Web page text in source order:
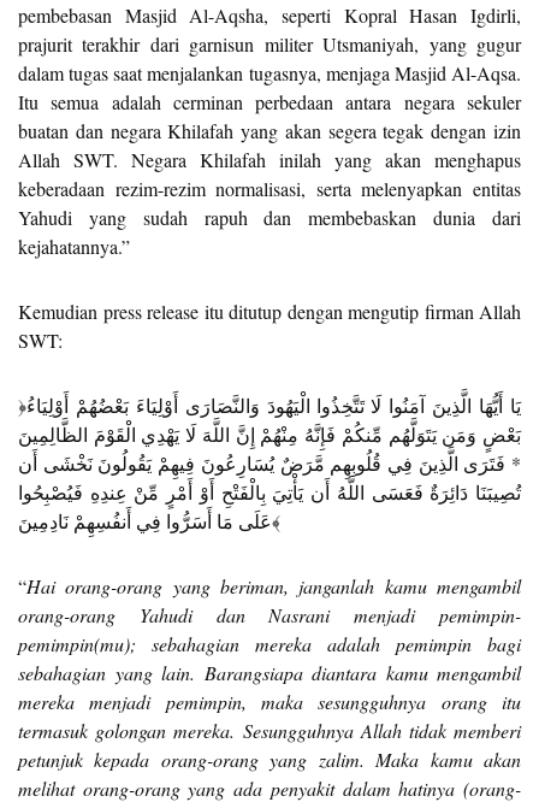
pembebasan Masjid Al-Aqsha, seperti Kopral Hasan Igdirli,
prajurit terakhir dari garnisun militer Utsmaniyah, yang gugur
dalam tugas saat menjalankan tugasnya, menjaga Masjid Al-Aqsa.
Itu semua adalah cerminan perbedaan antara negara sekuler
buatan dan negara Khilafah yang akan segera tegak dengan izin
Allah SWT. Negara Khilafah inilah yang akan menghapus
keberadaan rezim-rezim normalisasi, serta melenyapkan entitas
Yahudi yang sudah rapuh dan membebaskan dunia dari
kejahatannya.”
Kemudian press release itu ditutup dengan mengutip firman Allah
SWT:
﴿يَا أَيُّهَا الَّذِينَ آمَنُوا لَا تَتَّخِذُوا الْيَهُودَ وَالنَّصَارَى أَوْلِيَاءَ بَعْضُهُمْ أَوْلِيَاءُ
بَعْضٍ وَمَن يَتَوَلَّهُم مِّنكُمْ فَإِنَّهُ مِنْهُمْ إِنَّ اللَّهَ لَا يَهْدِي الْقَوْمَ الظَّالِمِينَ
* فَتَرَى الَّذِينَ فِي قُلُوبِهِم مَّرَضٌ يُسَارِعُونَ فِيهِمْ يَقُولُونَ نَخْشَى أَن
تُصِيبَنَا دَائِرَةٌ فَعَسَى اللَّهُ أَن يَأْتِيَ بِالْفَتْحِ أَوْ أَمْرٍ مِّنْ عِندِهِ فَيُصْبِحُوا
عَلَى مَا أَسَرُّوا فِي أَنفُسِهِمْ نَادِمِينَ﴾
“Hai orang-orang yang beriman, janganlah kamu mengambil
orang-orang Yahudi dan Nasrani menjadi pemimpin-
pemimpin(mu); sebahagian mereka adalah pemimpin bagi
sebahagian yang lain. Barangsiapa diantara kamu mengambil
mereka menjadi pemimpin, maka sesungguhnya orang itu
termasuk golongan mereka. Sesungguhnya Allah tidak memberi
petunjuk kepada orang-orang yang zalim. Maka kamu akan
melihat orang-orang yang ada penyakit dalam hatinya (orang-